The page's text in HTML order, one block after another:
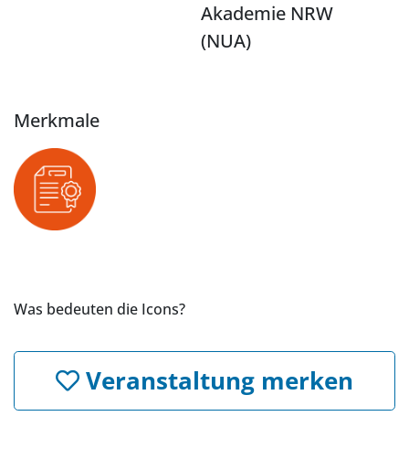
Akademie NRW
(NUA)
Merkmale
Was bedeuten die Icons?
Veranstaltung merken